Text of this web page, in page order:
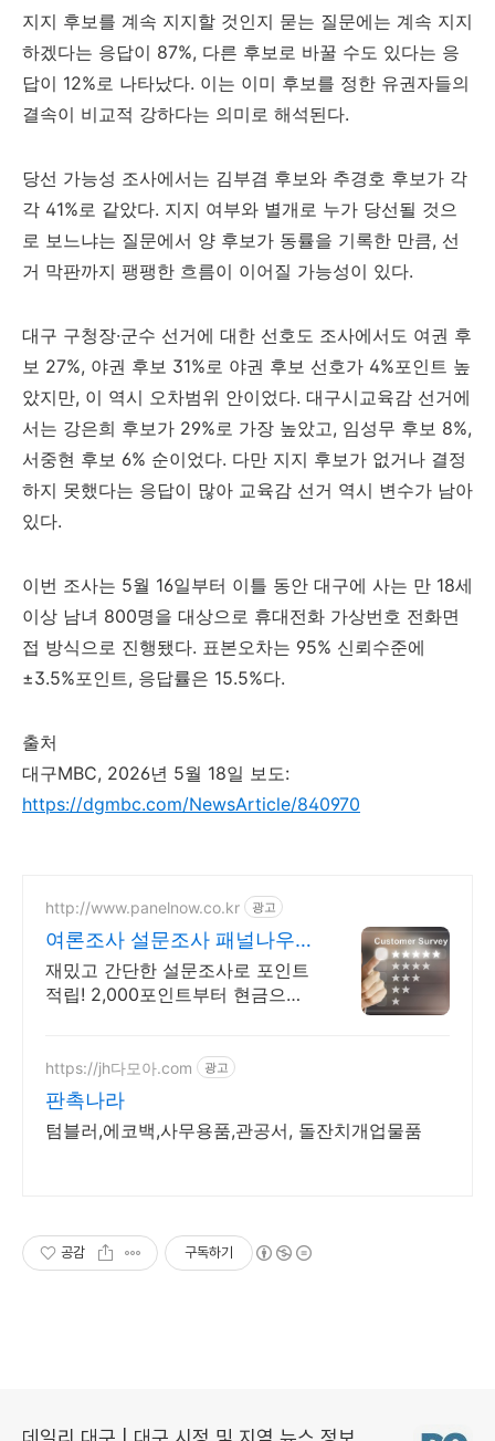
지지 후보를 계속 지지할 것인지 묻는 질문에는 계속 지지
하겠다는 응답이 87%, 다른 후보로 바꿀 수도 있다는 응
답이 12%로 나타났다. 이는 이미 후보를 정한 유권자들의
결속이 비교적 강하다는 의미로 해석된다.
당선 가능성 조사에서는 김부겸 후보와 추경호 후보가 각
각 41%로 같았다. 지지 여부와 별개로 누가 당선될 것으
로 보느냐는 질문에서 양 후보가 동률을 기록한 만큼, 선
거 막판까지 팽팽한 흐름이 이어질 가능성이 있다.
대구 구청장·군수 선거에 대한 선호도 조사에서도 여권 후
보 27%, 야권 후보 31%로 야권 후보 선호가 4%포인트 높
았지만, 이 역시 오차범위 안이었다. 대구시교육감 선거에
서는 강은희 후보가 29%로 가장 높았고, 임성무 후보 8%,
서중현 후보 6% 순이었다. 다만 지지 후보가 없거나 결정
하지 못했다는 응답이 많아 교육감 선거 역시 변수가 남아
있다.
이번 조사는 5월 16일부터 이틀 동안 대구에 사는 만 18세
이상 남녀 800명을 대상으로 휴대전화 가상번호 전화면
접 방식으로 진행됐다. 표본오차는 95% 신뢰수준에
±3.5%포인트, 응답률은 15.5%다.
출처
대구MBC, 2026년 5월 18일 보도:
https://dgmbc.com/NewsArticle/840970
http://www.panelnow.co.kr 광고
여론조사 설문조사 패널나우
포인트쌓는 재밌는 설문조사
재밌고 간단한 설문조사로 포인트
적립! 2,000포인트부터 현금으로
다!
https://jh다모아.com 광고
판촉나라
텀블러,에코백,사무용품,관공서, 돌잔치개업물품
공감 구독하기